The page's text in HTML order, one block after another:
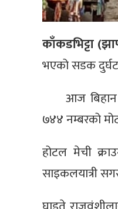
काँकडभिट्टा
भएको सडक
आज बिहान
७४४ नम्बरको
होटल मेची
साइकलयात्री